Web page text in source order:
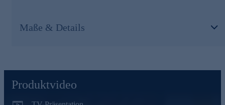
Ernährung, Bewegung und Wohlbefinden. Die BK Nutrition
Wohlbefinden ihrer Kunden*innen durch Fitness, Ideen rund
um den Bereich Gesundheit & natürliche Schönheit sowie
durch viele kleine Helferlein im Bereich der
Maße & Details
Produktvideo